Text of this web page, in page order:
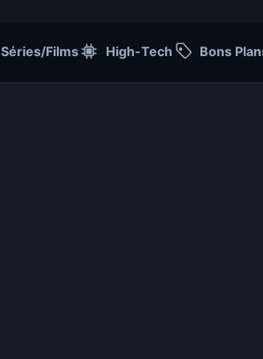
Séries/Films High-Tech Bons